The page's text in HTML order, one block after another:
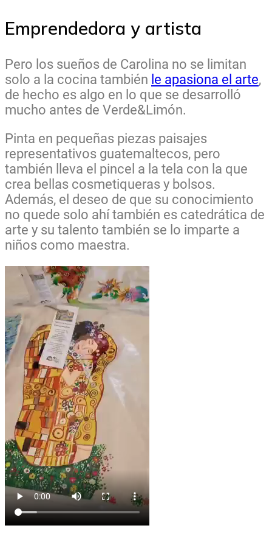
Emprendedora y artista
Pero los sueños de Carolina no se limitan
solo a la cocina también le apasiona el arte,
de hecho es algo en lo que se desarrolló
mucho antes de Verde&Limón.
Pinta en pequeñas piezas paisajes
representativos guatemaltecos, pero
también lleva el pincel a la tela con la que
crea bellas cosmetiqueras y bolsos.
Además, el deseo de que su conocimiento
no quede solo ahí también es catedrática de
arte y su talento también se lo imparte a
niños como maestra.